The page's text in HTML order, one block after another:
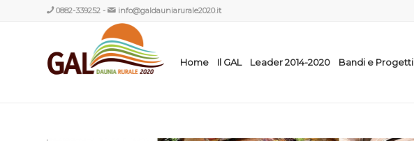
0882-339252 - info@galdauniarurale2020.it
Home Il GAL Leader 2014-2020 Bandi e Progetti